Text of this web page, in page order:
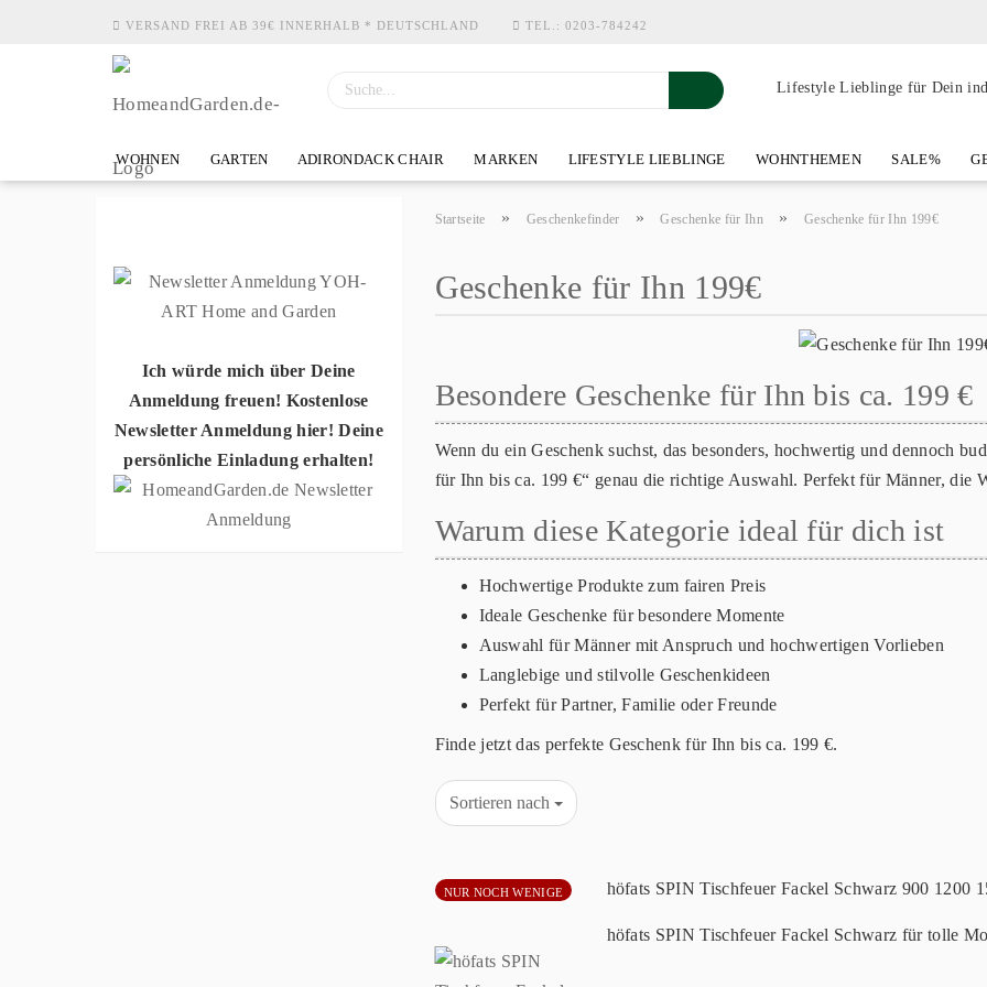
VERSAND FREI AB 39€ INNERHALB * DEUTSCHLAND TEL.: 0203-784242
Lifestyle Lieblinge für Dein
WOHNEN GARTEN ADIRONDACK CHAIR MARKEN LIFESTYLE LIEBLINGE WOHNTHEMEN SALE%
Startseite » Geschenkefinder » Geschenke für Ihn » Geschenke für Ihn 199€
Geschenke für Ihn 199€
Besondere Geschenke für Ihn bis ca. 199 €
Wenn du ein Geschenk suchst, das besonders, hochwertig und dennoch
für Ihn bis ca. 199 €“ genau die richtige Auswahl. Perfekt für Männer, die
Warum diese Kategorie ideal für dich ist
Hochwertige Produkte zum fairen Preis
Ideale Geschenke für besondere Momente
Auswahl für Männer mit Anspruch und hochwertigen Vorlieben
Langlebige und stilvolle Geschenkideen
Perfekt für Partner, Familie oder Freunde
Finde jetzt das perfekte Geschenk für Ihn bis ca. 199 €.
Sortieren nach
NUR NOCH WENIGE höfats SPIN Tischfeuer Fackel Schwarz 900 1200
höfats SPIN Tischfeuer Fackel Schwarz für tolle
Ich würde mich über Deine
Anmeldung freuen! Kostenlose
Newsletter Anmeldung hier! Deine
persönliche Einladung erhalten!